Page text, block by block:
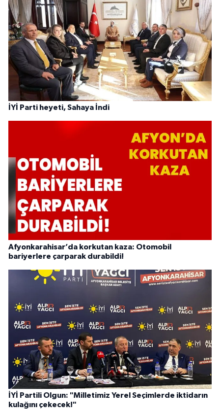
İYİ Parti heyeti, Sahaya İndi
Afyonkarahisar’da korkutan kaza: Otomobil
bariyerlere çarparak durabildi!
İYİ Partili Olgun: "Milletimiz Yerel Seçimlerde iktidarın
kulağını çekecek!"